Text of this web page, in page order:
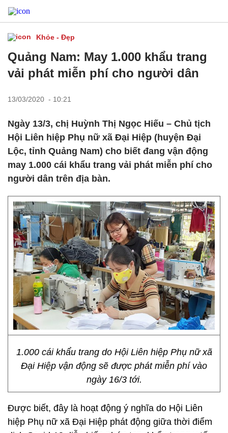
Khỏe - Đẹp
Quảng Nam: May 1.000 khẩu trang
vải phát miễn phí cho người dân
13/03/2020 - 10:21
Ngày 13/3, chị Huỳnh Thị Ngọc Hiếu – Chủ tịch
Hội Liên hiệp Phụ nữ xã Đại Hiệp (huyện Đại
Lộc, tỉnh Quảng Nam) cho biết đang vận động
may 1.000 cái khẩu trang vải phát miễn phí cho
người dân trên địa bàn.
1.000 cái khẩu trang do Hội Liên hiệp Phụ nữ xã
Đại Hiệp vận động sẽ được phát miễn phí vào
ngày 16/3 tới.
Được biết, đây là hoạt động ý nghĩa do Hội Liên
hiệp Phụ nữ xã Đại Hiệp phát động giữa thời điểm